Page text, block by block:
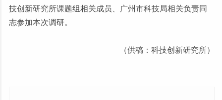
技创新研究所课题组相关成员、广州市科技局相关负责同
志参加本次调研。
（供稿：科技创新研究所）